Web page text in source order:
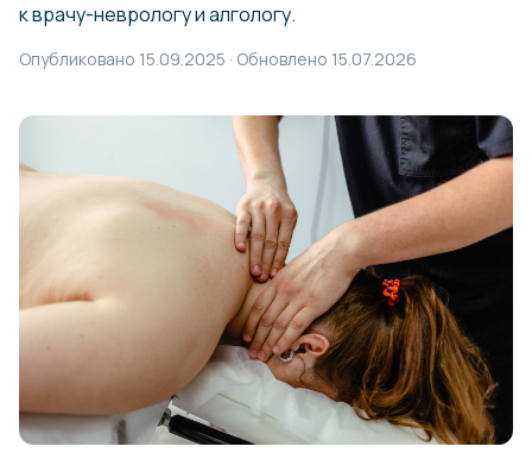
к врачу-неврологу и алгологу.
Опубликовано 15.09.2025 · Обновлено 15.07.2026